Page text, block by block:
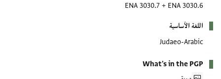
ENA 3030.6
+
ENA 3030.7
اللغة الأساسية
Judaeo-Arabic
What's in the PGP